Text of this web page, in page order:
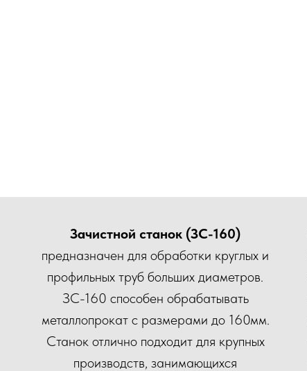
Зачистной станок (ЗС-160)
предназначен для обработки круглых и
профильных труб больших диаметров.
ЗС-160 способен обрабатывать
металлопрокат с размерами до 160мм.
Станок отлично подходит для крупных
производств, занимающихся